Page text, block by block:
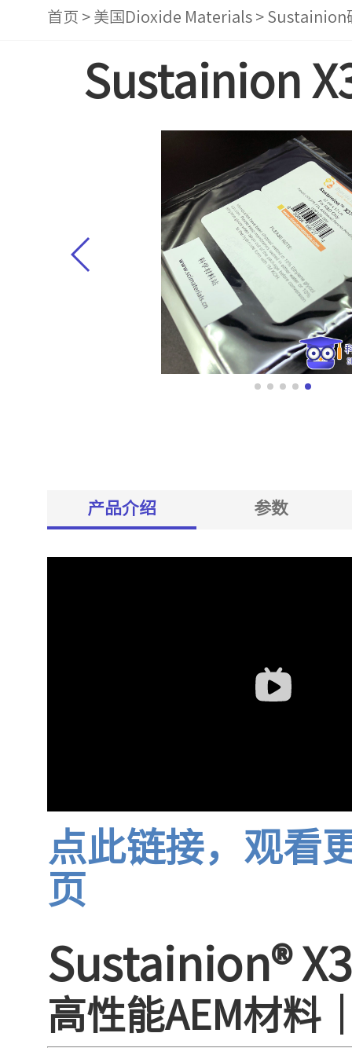
首页 > 美国Dioxide Materials > Sustainion
Sustainion
产品介绍 参数
点此链接，观看
页
Sustainion®
高性能AEM材料